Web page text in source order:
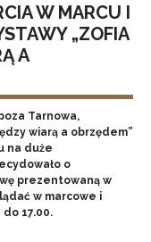
W MARCU I
„ZOFIA
A
Tarnowa,
wiarą a obrzędem”
na duże
o
prezentowaną w
w marcowe i
17.00.